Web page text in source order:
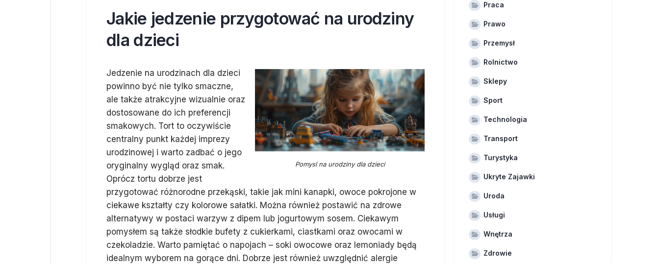
Jakie jedzenie przygotować na urodziny
dla dzieci
Pomysl na urodziny dla dzieci
Jedzenie na urodzinach dla dzieci
powinno być nie tylko smaczne,
ale także atrakcyjne wizualnie oraz
dostosowane do ich preferencji
smakowych. Tort to oczywiście
centralny punkt każdej imprezy
urodzinowej i warto zadbać o jego
oryginalny wygląd oraz smak.
Oprócz tortu dobrze jest
przygotować różnorodne przekąski, takie jak mini kanapki, owoce pokrojone w
ciekawe kształty czy kolorowe sałatki. Można również postawić na zdrowe
alternatywy w postaci warzyw z dipem lub jogurtowym sosem. Ciekawym
pomysłem są także słodkie bufety z cukierkami, ciastkami oraz owocami w
czekoladzie. Warto pamiętać o napojach – soki owocowe oraz lemoniady będą
idealnym wyborem na gorące dni. Dobrze jest również uwzględnić alergie
Praca
Prawo
Przemysł
Rolnictwo
Sklepy
Sport
Technologia
Transport
Turystyka
Ukryte Zajawki
Uroda
Usługi
Wnętrza
Zdrowie